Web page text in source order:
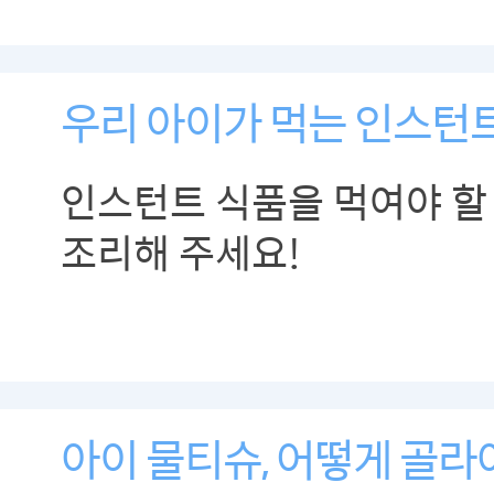
우리 아이가 먹는 인스턴
인스턴트 식품을 먹여야
조리해 주세요!
아이 물티슈, 어떻게 골라